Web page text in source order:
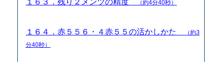
（約4分40秒）
１６４．赤５５６・４赤５５の活かしかた
（約3
分40秒）